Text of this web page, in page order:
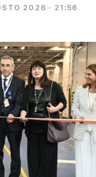
2026 · 21:56